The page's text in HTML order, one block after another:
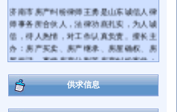
济南市房产纠纷律师王勇是山东诚信人律
师事务所合伙人，法律功底扎实，为人诚
信，待人热情，对工作认真负责。擅长主
办：房产买卖、房产继承、房屋确权、房
屋拆迁、离婚房产分割等房产纠纷案件；
大、中型企业的法律顾问，具备相当丰富
的执业实践经验和诉讼技巧。
供求信息